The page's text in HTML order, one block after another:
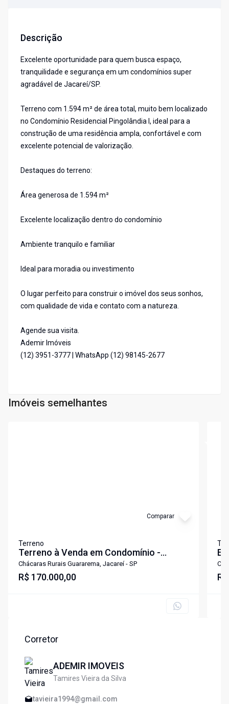
Descrição
Excelente oportunidade para quem busca espaço,
tranquilidade e segurança em um condomínios super
agradável de Jacareí/SP.
Terreno com 1.594 m² de área total, muito bem localizado
no Condomínio Residencial Pingolândia I, ideal para a
construção de uma residência ampla, confortável e com
excelente potencial de valorização.
Destaques do terreno:
Área generosa de 1.594 m²
Excelente localização dentro do condomínio
Ambiente tranquilo e familiar
Ideal para moradia ou investimento
O lugar perfeito para construir o imóvel dos seus sonhos,
com qualidade de vida e contato com a natureza.
Agende sua visita.
Ademir Imóveis
(12) 3951-3777 | WhatsApp (12) 98145-2677
Imóveis semelhantes
Comparar
Terreno
Terreno à Venda em Condomínio -
Residencial Pingolândia I | Jacareí/SP
Chácaras Rurais Guararema, Jacareí - SP
R$ 170.000,00
Corretor
ADEMIR IMOVEIS
Tamires Vieira da Silva
tavieira1994@gmail.com